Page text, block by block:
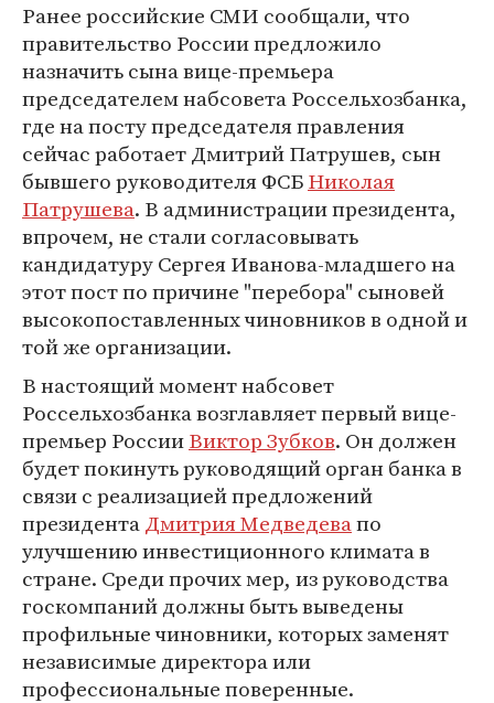
Ранее российские СМИ сообщали, что
правительство России предложило
назначить сына вице-премьера
председателем набсовета Россельхозбанка,
где на посту председателя правления
сейчас работает Дмитрий Патрушев, сын
бывшего руководителя ФСБНиколая
Патрушева. В администрации президента,
впрочем, не стали согласовывать
кандидатуру Сергея Иванова-младшего на
этот пост по причине "перебора" сыновей
высокопоставленных чиновников в одной и
той же организации.
В настоящий момент набсовет
Россельхозбанка возглавляет первый вице-
премьер РоссииВиктор Зубков. Он должен
будет покинуть руководящий орган банка в
связи с реализацией предложений
президентаДмитрия Медведевапо
улучшению инвестиционного климата в
стране. Среди прочих мер, из руководства
госкомпаний должны быть выведены
профильные чиновники, которых заменят
независимые директора или
профессиональные поверенные.